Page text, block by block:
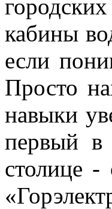
кабины
если
Просто
навыки
первый в
столице -